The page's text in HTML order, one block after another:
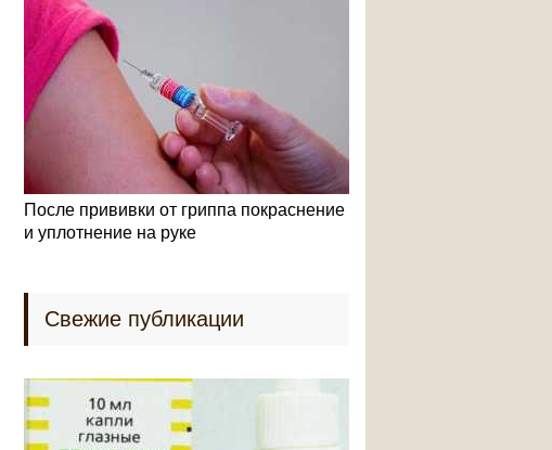
После прививки от гриппа покраснение
и уплотнение на руке
Свежие публикации